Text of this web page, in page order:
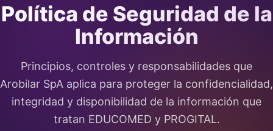
Política de Seguridad de la
Información
Principios, controles y responsabilidades que
Arobilar SpA aplica para proteger la confidencialidad,
integridad y disponibilidad de la información que
tratan EDUCOMED y PROGITAL.